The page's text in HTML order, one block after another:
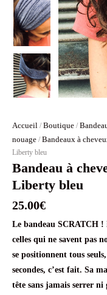
Accueil / Boutique /
nouage / Bandeaux à
Liberty bleu
Bandeau à
Liberty bleu
25.00€
Le bandeau SCRATCH
celles qui ne savent pas
se positionnent tous
secondes, c’est fait. Sa
tête sans jamais serrer ni